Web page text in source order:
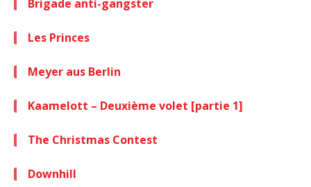
Brigade anti-gangster
Les Princes
Meyer aus Berlin
Kaamelott – Deuxième volet [partie 1]
The Christmas Contest
Downhill